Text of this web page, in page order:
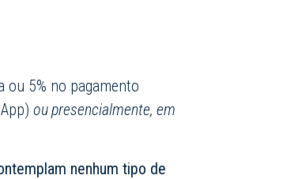
ou 5% no pagamento
ou presencialmente, em
nenhum tipo de